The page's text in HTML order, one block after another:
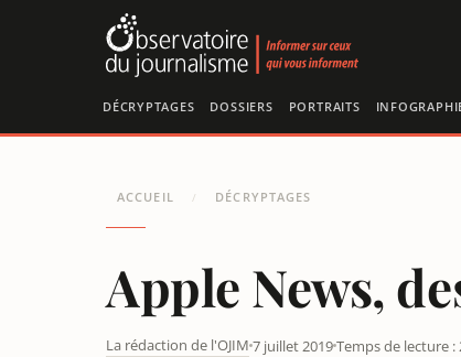
DÉCRYPTAGES DOSSIERS PORTRAITS
ACCUEIL / DÉCRYPTAGES
Apple News,
La rédaction de l'OJIM 7 juillet 2019Temps de lecture :
Panneau de gestion des cookies